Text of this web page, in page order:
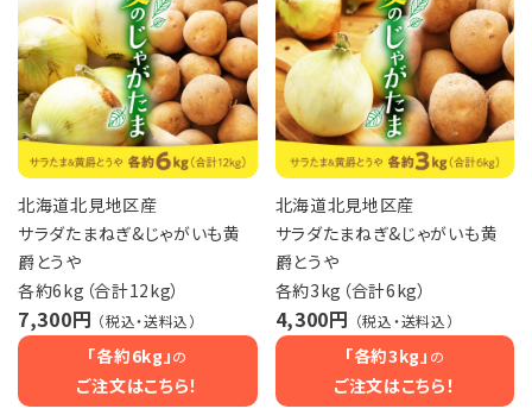
北海道北見地区産
サラダたまねぎ&じゃがいも黄
爵とうや
各約6kg（合計12kg）
7,300円 （税込・送料込）
「各約6kg」の
ご注文はこちら！
北海道北見地区産
サラダたまねぎ&じゃがいも黄
爵とうや
各約3kg（合計6kg）
4,300円 （税込・送料込）
「各約3kg」 の
ご注文はこちら！